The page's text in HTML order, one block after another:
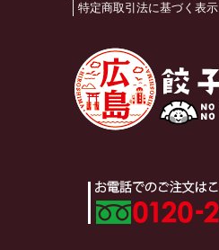
特定商取引法に基づく表示